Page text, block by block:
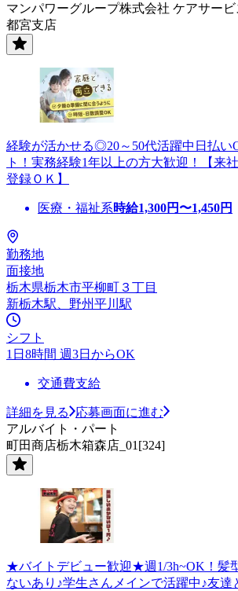
マンパワーグループ株式会社 ケアサー
都宮支店
経験が活かせる◎20～50代活躍中日払
ト！実務経験1年以上の方大歓迎！【来
登録ＯＫ】
医療・福祉系時給1,300円〜1,450円
勤務地
面接地
栃木県栃木市平柳町３丁目
新栃木駅、野州平川駅
シフト
1日8時間 週3日からOK
交通費支給
詳細を見る
応募画面に進む
アルバイト・パート
町田商店栃木箱森店_01[324]
★バイトデビュー歓迎★週1/3h~OK！髪
ないあり♪学生さんメインで活躍中♪友